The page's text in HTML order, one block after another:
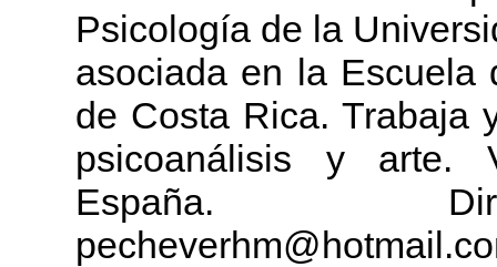
Psicología de la
asociada en la Escuela
de Costa Rica. Trabaja
psicoanálisis y arte.
España.